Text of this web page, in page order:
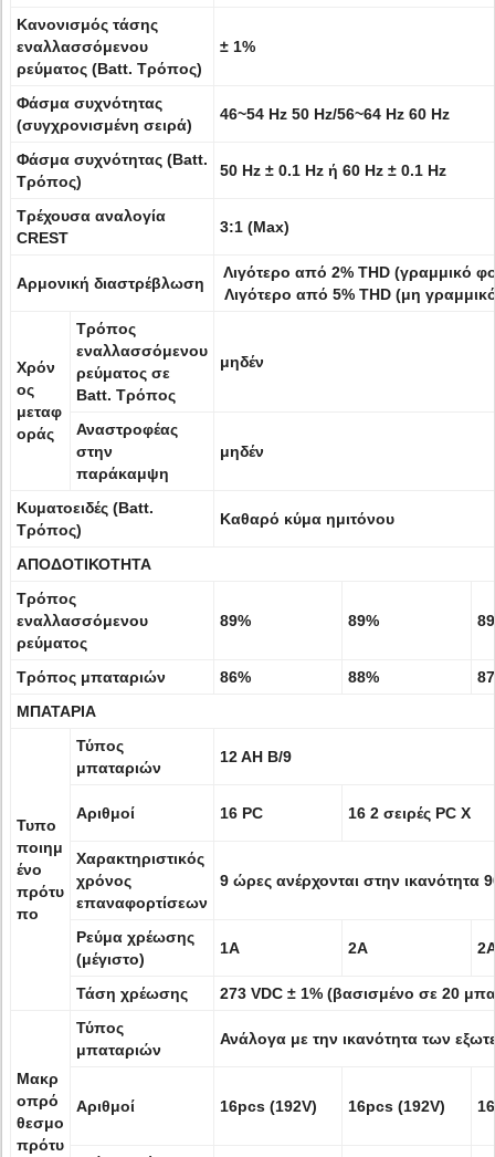
Κανονισμός τάσης
εναλλασσόμενου
ρεύματος (Batt. Τρόπος)
± 1%
Φάσμα συχνότητας
(συγχρονισμένη σειρά)
46~54 Hz 50 Hz/56~64 Hz 60 Hz
Φάσμα συχνότητας (Batt.
Τρόπος)
50 Hz ± 0.1 Hz ή 60 Hz ± 0.1 Hz
Τρέχουσα αναλογία
CREST
3:1 (Max)
Αρμονική διαστρέβλωση
Λιγότερο από 2% THD (γραμμικό
Λιγότερο από 5% THD (μη
Χρόν
ος
μεταφ
οράς
Τρόπος
εναλλασσόμενου
ρεύματος σε
Batt. Τρόπος
μηδέν
Αναστροφέας
στην
παράκαμψη
μηδέν
Κυματοειδές (Batt.
Τρόπος)
Καθαρό κύμα ημιτόνου
ΑΠΟΔΟΤΙΚΟΤΗΤΑ
Τρόπος
εναλλασσόμενου
ρεύματος
89% 89%
Τρόπος μπαταριών 86% 88%
ΜΠΑΤΑΡΙΑ
Τυπο
ποιημ
ένο
πρότυ
πο
Τύπος
μπαταριών
12 AH Β/9
Αριθμοί 16 PC 16 2 σειρές PC Χ
Χαρακτηριστικός
χρόνος
επαναφορτίσεων
9 ώρες ανέρχονται στην ικανότητα
Ρεύμα χρέωσης
(μέγιστο)
1A 2A
Τάση χρέωσης 273 VDC ± 1% (βασισμένο σε 20
Μακρ
οπρό
θεσμο
πρότυ
Τύπος
μπαταριών
Ανάλογα με την ικανότητα των
Αριθμοί 16pcs (192V) 16pcs (192V)